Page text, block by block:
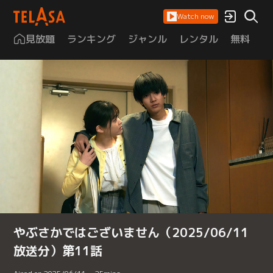
Watch now
見放題 ランキング ジャンル レンタル 無料
やぶさかではございません（2025/06/11
放送分）第11話